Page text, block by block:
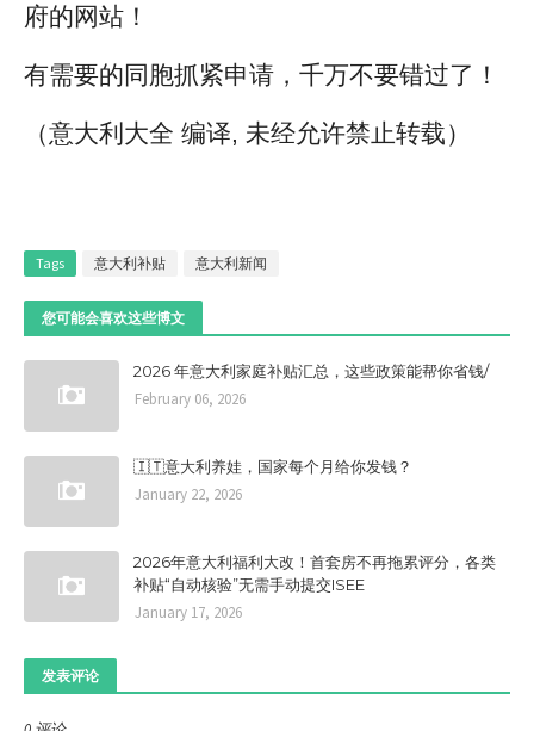
府的网站！
有需要的同胞抓紧申请，千万不要错过了！
（意大利大全 编译, 未经允许禁止转载）
Tags 意大利补贴 意大利新闻
您可能会喜欢这些博文
2026 年意大利家庭补贴汇总，这些政策能帮你省钱/
February 06, 2026
🇮🇹意大利养娃，国家每个月给你发钱？
January 22, 2026
2026年意大利福利大改！首套房不再拖累评分，各类
补贴“自动核验”无需手动提交ISEE
January 17, 2026
发表评论